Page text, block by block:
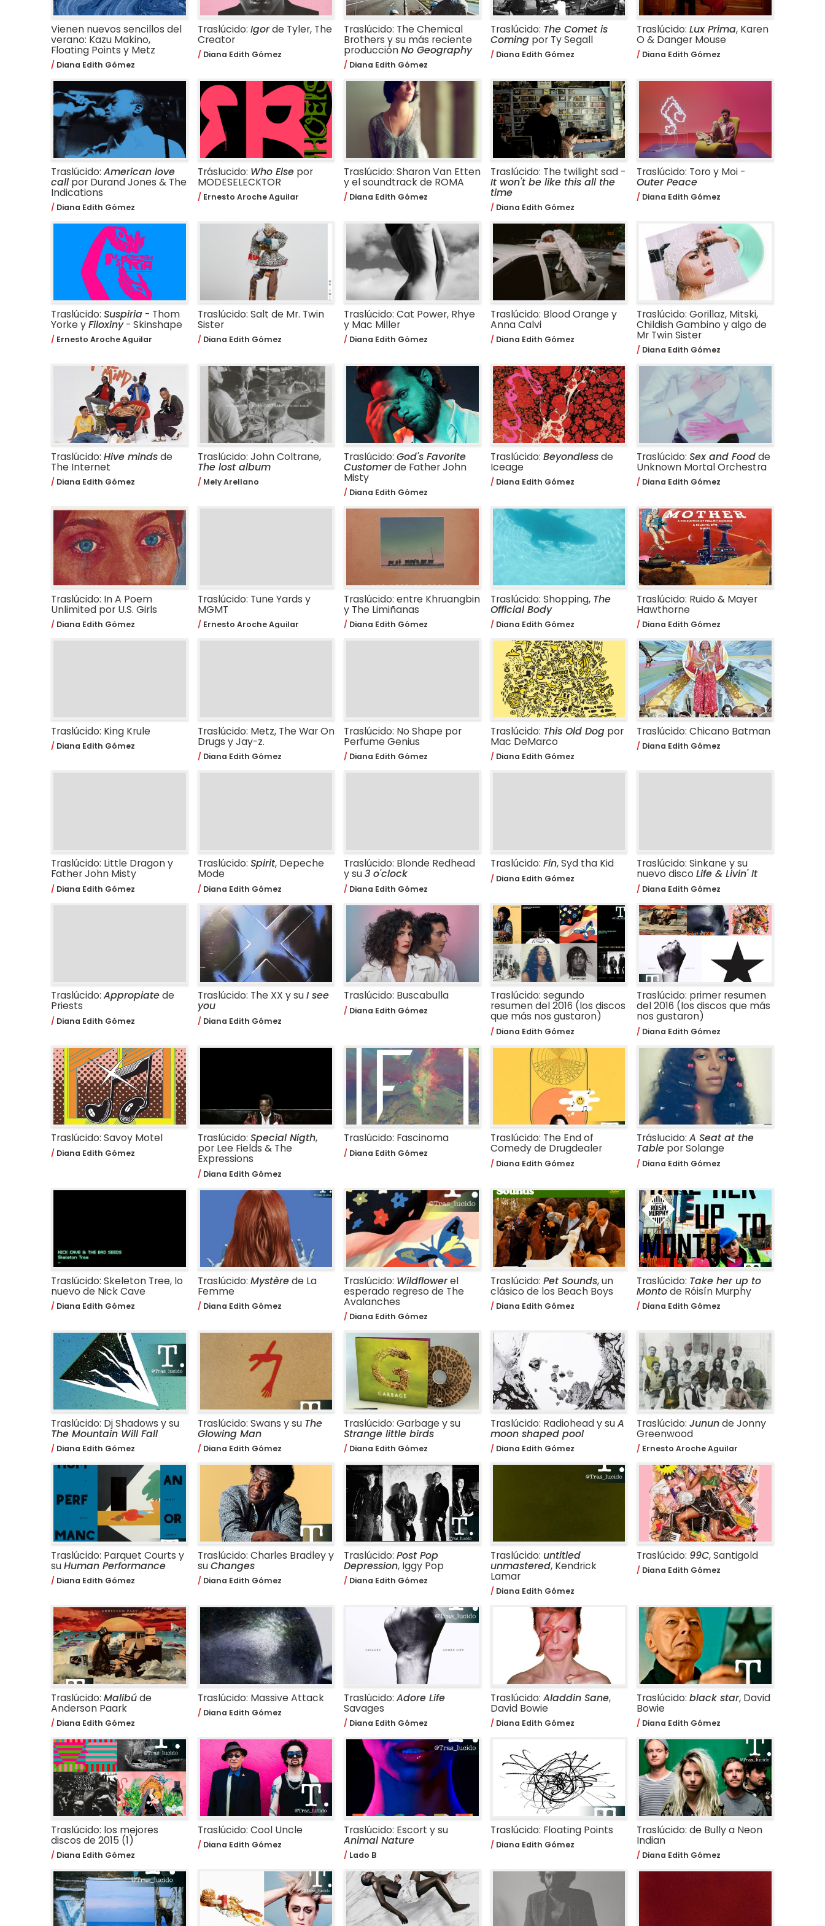
Vienen nuevos sencillos del
verano: Kazu Makino,
Floating Points y Metz
Diana Edith Gómez
Traslúcido: Igorde Tyler, The
Creator
Diana Edith Gómez
Traslúcido: The Chemical
Brothers y su más reciente
producciónNo Geography
Diana Edith Gómez
Traslúcido: The Comet is
Comingpor Ty Segall
Diana Edith Gómez
Traslúcido: Lux Prima, Karen
O & Danger Mouse
Diana Edith Gómez
Traslúcido:American love
callpor Durand Jones & The
Indications
Diana Edith Gómez
Tráslucido: Who Elsepor
MODESELECKTOR
Ernesto Aroche Aguilar
Traslúcido: Sharon Van Etten
y el soundtrack de ROMA
Diana Edith Gómez
Traslúcido: The twilight sad -
It won't be like this all the
time
Diana Edith Gómez
Traslúcido: Toro y Moi -
Outer Peace
Diana Edith Gómez
Traslúcido:Suspiria - Thom
Yorke yFiloxiny- Skinshape
Ernesto Aroche Aguilar
Traslúcido: Salt de Mr. Twin
Sister
Diana Edith Gómez
Traslúcido: Cat Power, Rhye
y Mac Miller
Diana Edith Gómez
Traslúcido: Blood Orange y
Anna Calvi
Diana Edith Gómez
Traslúcido: Gorillaz, Mitski,
Childish Gambino y algo de
Mr Twin Sister
Diana Edith Gómez
Traslúcido:Hive mindsde
The Internet
Diana Edith Gómez
Traslúcido: John Coltrane,
The lost album
Mely Arellano
Traslúcido:God's Favorite
Customerde Father John
Misty
Diana Edith Gómez
Traslúcido: Beyondlessde
Iceage
Diana Edith Gómez
Traslúcido: Sex and Foodde
Unknown Mortal Orchestra
Diana Edith Gómez
Traslúcido: In A Poem
Unlimited por U.S. Girls
Diana Edith Gómez
Traslúcido: Tune Yards y
MGMT
Ernesto Aroche Aguilar
Traslúcido: entre Khruangbin
y The Limiñanas
Diana Edith Gómez
Traslúcido: Shopping, The
Official Body
Diana Edith Gómez
Traslúcido: Ruido & Mayer
Hawthorne
Diana Edith Gómez
Traslúcido: King Krule
Diana Edith Gómez
Traslúcido: Metz, The War On
Drugs y Jay-z.
Diana Edith Gómez
Traslúcido: No Shape por
Perfume Genius
Diana Edith Gómez
Traslúcido: This Old Dogpor
Mac DeMarco
Diana Edith Gómez
Traslúcido: Chicano Batman
Diana Edith Gómez
Traslúcido: Little Dragon y
Father John Misty
Diana Edith Gómez
Traslúcido: Spirit, Depeche
Mode
Diana Edith Gómez
Traslúcido: Blonde Redhead
y su3 o'clock
Diana Edith Gómez
Traslúcido: Fin, Syd tha Kid
Diana Edith Gómez
Traslúcido: Sinkane y su
nuevo disco Life & Livin' It
Diana Edith Gómez
Traslúcido:Appropiatede
Priests
Diana Edith Gómez
Traslúcido: The XX y suI see
you
Diana Edith Gómez
Traslúcido: Buscabulla
Diana Edith Gómez
Traslúcido: segundo
resumen del 2016 (los discos
que más nos gustaron)
Diana Edith Gómez
Traslúcido: primer resumen
del 2016 (los discos que más
nos gustaron)
Diana Edith Gómez
Traslúcido: Savoy Motel
Diana Edith Gómez
Traslúcido: Special Nigth,
por Lee Fields & The
Expressions
Diana Edith Gómez
Traslúcido: Fascinoma
Diana Edith Gómez
Traslúcido: The End of
Comedy de Drugdealer
Diana Edith Gómez
Tráslucido: A Seat at the
Table por Solange
Diana Edith Gómez
Traslúcido: Skeleton Tree, lo
nuevo de Nick Cave
Diana Edith Gómez
Traslúcido: Mystèrede La
Femme
Diana Edith Gómez
Traslúcido: Wildflowerel
esperado regreso de The
Avalanches
Diana Edith Gómez
Traslúcido: Pet Sounds, un
clásico de los Beach Boys
Diana Edith Gómez
Traslúcido: Take her up to
Montode Róisín Murphy
Diana Edith Gómez
Traslúcido: Dj Shadows y su
The Mountain Will Fall
Diana Edith Gómez
Traslúcido: Swans y su The
Glowing Man
Diana Edith Gómez
Traslúcido: Garbage y su
Strange little birds
Diana Edith Gómez
Traslúcido: Radiohead y suA
moon shaped pool
Diana Edith Gómez
Traslúcido: Jununde Jonny
Greenwood
Ernesto Aroche Aguilar
Traslúcido: Parquet Courts y
suHuman Performance
Diana Edith Gómez
Traslúcido: Charles Bradley y
suChanges
Diana Edith Gómez
Traslúcido:Post Pop
Depression, Iggy Pop
Diana Edith Gómez
Traslúcido: untitled
unmastered, Kendrick
Lamar
Diana Edith Gómez
Traslúcido: 99C, Santigold
Diana Edith Gómez
Traslúcido:Malibúde
Anderson Paark
Diana Edith Gómez
Traslúcido: Massive Attack
Diana Edith Gómez
Traslúcido:Adore Life
Savages
Diana Edith Gómez
Traslúcido: Aladdin Sane,
David Bowie
Diana Edith Gómez
Traslúcido: black star, David
Bowie
Diana Edith Gómez
Traslúcido: los mejores
discos de 2015 (1)
Diana Edith Gómez
Traslúcido: Cool Uncle
Diana Edith Gómez
Traslúcido: Escort y su
Animal Nature
Lado B
Traslúcido: Floating Points
Diana Edith Gómez
Traslúcido: de Bully a Neon
Indian
Diana Edith Gómez